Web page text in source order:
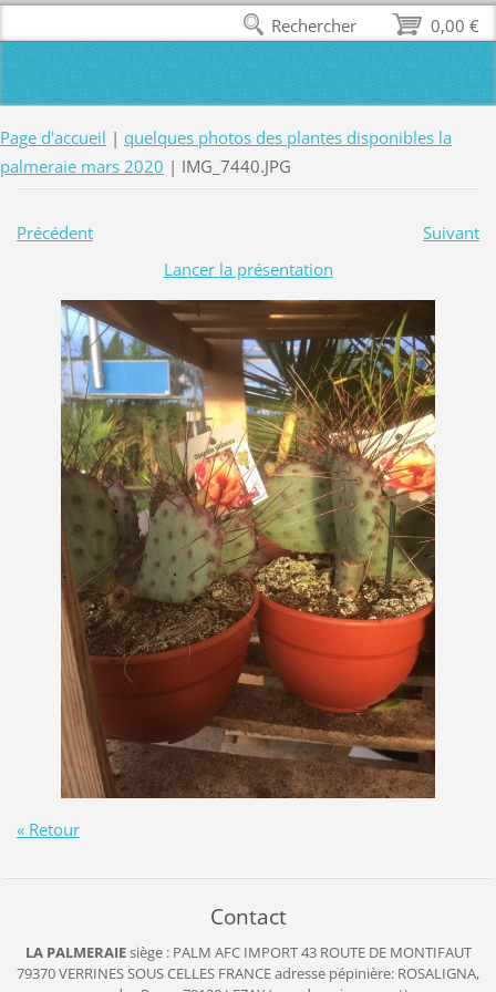
Page d'accueil | quelques photos des plantes disponibles la
palmeraie mars 2020 | IMG_7440.JPG
Précédent
Suivant
Lancer la présentation
« Retour
Contact
LA PALMERAIEsiège : PALM AFC IMPORT43 ROUTE DE MONTIFAUT
79370 VERRINES SOUS CELLES FRANCEadresse pépinière: ROSALIGNA,
0,00 €
Rechercher